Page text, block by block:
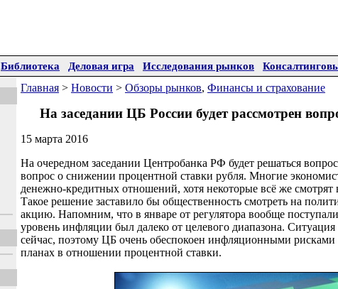
Библиотека Деловая игра Исследования рынков
Главная > Новости > Обзоры рынков, Финансы и страхование
На заседании ЦБ России будет рассмотрен
15 марта 2016
На очередном заседании Центробанка РФ будет решаться
вопрос о снижении процентной ставки рубля. Многие
денежно-кредитных отношений, хотя некоторые всё же
Такое решение заставило бы общественность смотреть на
акцию. Напомним, что в январе от регулятора вообще
уровень инфляции был далеко от целевого диапазона.
сейчас, поэтому ЦБ очень обеспокоен инфляционными
планах в отношении процентной ставки.